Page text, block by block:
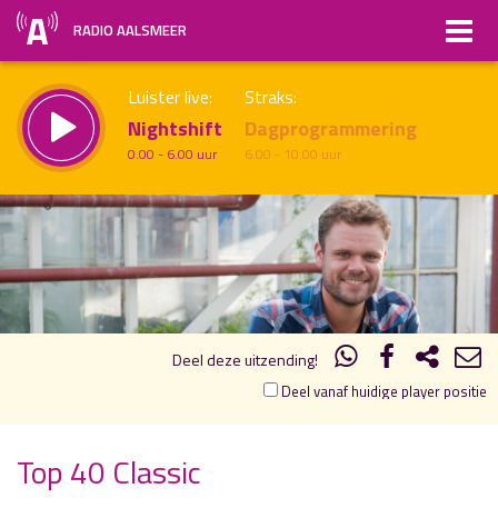
RADIO AALSMEER
Luister live:
Nightshift
0.00 - 6.00 uur
Straks:
Dagprogrammering
6.00 - 10.00 uur
15.00
Vorig uur uur 1 van 3 Volgend uur
Inklappen
Deel deze uitzending!
Deel vanaf huidige player positie
Top 40 Classic